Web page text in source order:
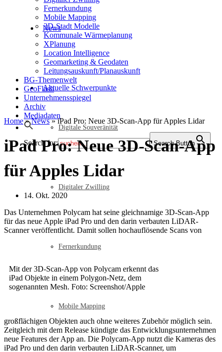
News
Aktuelle Schwerpunkte
Digitale Souveränität
Digitaler Zwilling
Fernerkundung
Mobile Mapping
Fernerkundung
Mobile Mapping
3D-Stadt Modelle
Kommunale Wärmeplanung
XPlanung
Location Intelligence
Geomarketing & Geodaten
Leitungsauskunft/Planauskunft
BG-Themenwelt
GeoFlash
Unternehmensspiegel
Archiv
Mediadaten
Search for: Search Button
Home»News»iPad Pro: Neue 3D-Scan-App für Apples Lidar
iPad Pro: Neue 3D-Scan-App
für Apples Lidar
14. Okt. 2020
Das Unternehmen Polycam hat seine gleichnamige 3D-Scan-App
für das neue Apple iPad Pro und den darin verbauten LiDAR-
Scanner veröffentlicht. Damit sollen hochauflösende Scans von
Mit der 3D-Scan-App von Polycam erkennt das
iPad Objekte in einem Polygon-Netz, dem
sogenannten Mesh. Foto: Screenshot/Apple
großflächigen Objekten auch ohne weiteres Zubehör möglich sein.
Zeitgleich mit dem Release kündigte das Entwicklungsunternehmen
neue Features der App an. Die Polycam-App nutzt die Kameras des
iPad Pro und den darin verbauten LiDAR-Scanner, um